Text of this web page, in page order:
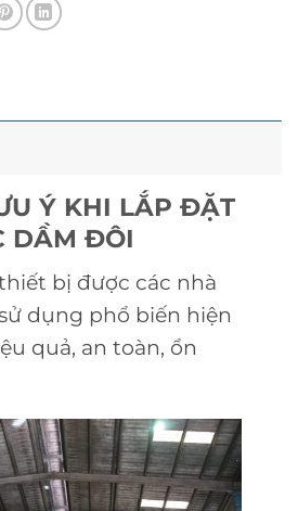
Ý KHI LẮP ĐẶT
DẦM ĐÔI
bị được các nhà
dụng phổ biến hiện
quả, an toàn, ổn